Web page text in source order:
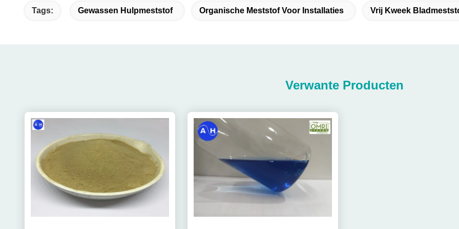
Tags: Gewassen Hulpmeststof Organische Meststof Voor Installaties Vrij Kweek
Verwante Producten